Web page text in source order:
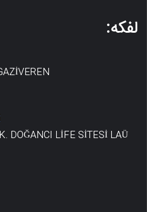
لفکه:
DOĞANCI LİFE SİTESİ LAÜ